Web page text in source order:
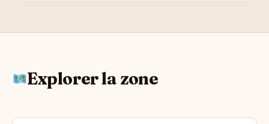
Explorer la zone